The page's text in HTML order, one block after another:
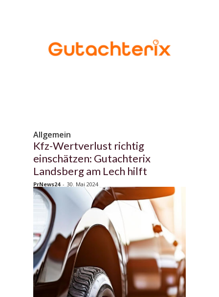
Allgemein
Kfz-Wertverlust richtig
einschätzen: Gutachterix
Landsberg am Lech hilft
PrNews24 - 30. Mai 2024